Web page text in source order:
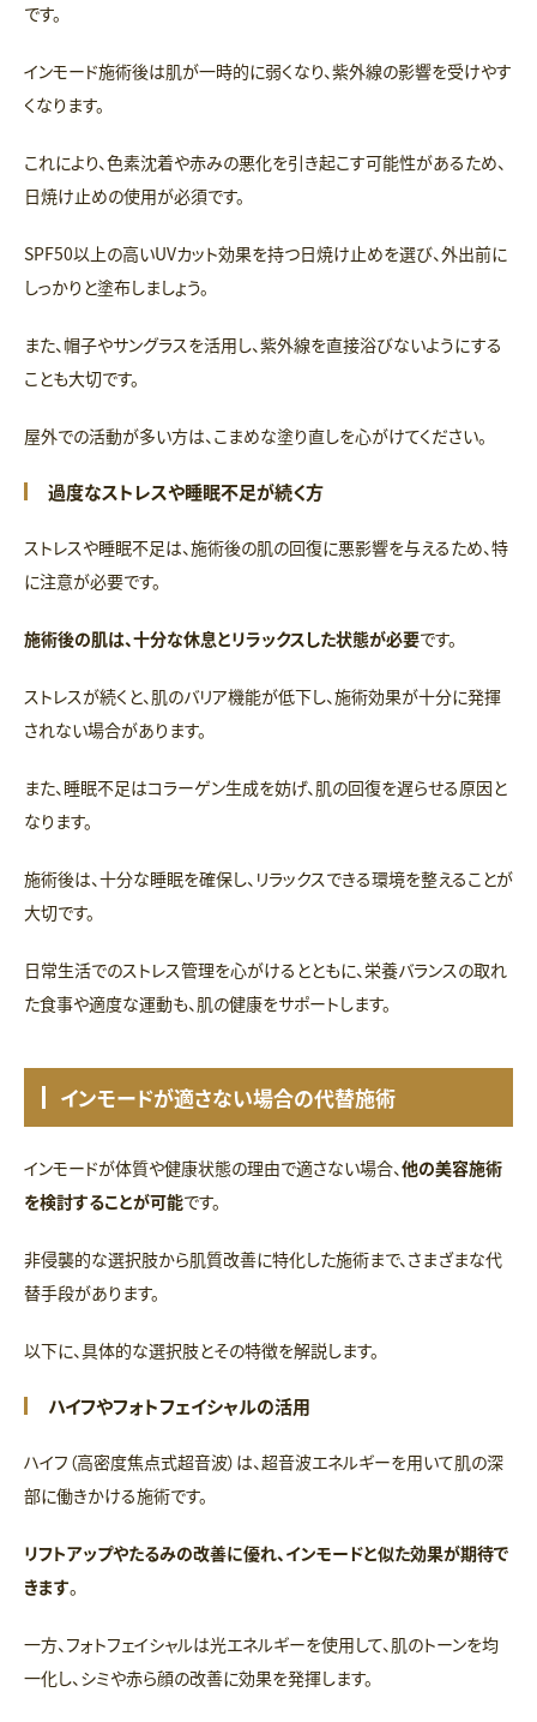
です。
インモード施術後は肌が一時的に弱くなり、紫外線の影響を受けやす
くなります。
これにより、色素沈着や赤みの悪化を引き起こす可能性があるため、
日焼け止めの使用が必須です。
SPF50以上の高いUVカット効果を持つ日焼け止めを選び、外出前に
しっかりと塗布しましょう。
また、帽子やサングラスを活用し、紫外線を直接浴びないようにする
ことも大切です。
屋外での活動が多い方は、こまめな塗り直しを心がけてください。
過度なストレスや睡眠不足が続く方
ストレスや睡眠不足は、施術後の肌の回復に悪影響を与えるため、特
に注意が必要です。
施術後の肌は、十分な休息とリラックスした状態が必要です。
ストレスが続くと、肌のバリア機能が低下し、施術効果が十分に発揮
されない場合があります。
また、睡眠不足はコラーゲン生成を妨げ、肌の回復を遅らせる原因と
なります。
施術後は、十分な睡眠を確保し、リラックスできる環境を整えることが
大切です。
日常生活でのストレス管理を心がけるとともに、栄養バランスの取れ
た食事や適度な運動も、肌の健康をサポートします。
インモードが適さない場合の代替施術
インモードが体質や健康状態の理由で適さない場合、他の美容施術
を検討することが可能です。
非侵襲的な選択肢から肌質改善に特化した施術まで、さまざまな代
替手段があります。
以下に、具体的な選択肢とその特徴を解説します。
ハイフやフォトフェイシャルの活用
ハイフ（高密度焦点式超音波）は、超音波エネルギーを用いて肌の深
部に働きかける施術です。
リフトアップやたるみの改善に優れ、インモードと似た効果が期待で
きます。
一方、フォトフェイシャルは光エネルギーを使用して、肌のトーンを均
一化し、シミや赤ら顔の改善に効果を発揮します。